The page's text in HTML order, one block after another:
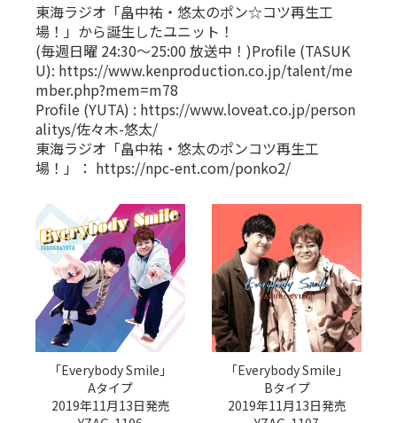
東海ラジオ「畠中祐・悠太のポン☆コツ再生工
場！」から誕生したユニット！
(毎週日曜 24:30〜25:00 放送中！)Profile (TASUK
U): https://www.kenproduction.co.jp/talent/me
mber.php?mem=m78
Profile (YUTA) : https://www.loveat.co.jp/person
alitys/佐々木-悠太/
東海ラジオ「畠中祐・悠太のポンコツ再生工
場！」： https://npc-ent.com/ponko2/
「Everybody Smile」
Aタイプ
2019年11月13日発売
「Everybody Smile」
Bタイプ
2019年11月13日発売